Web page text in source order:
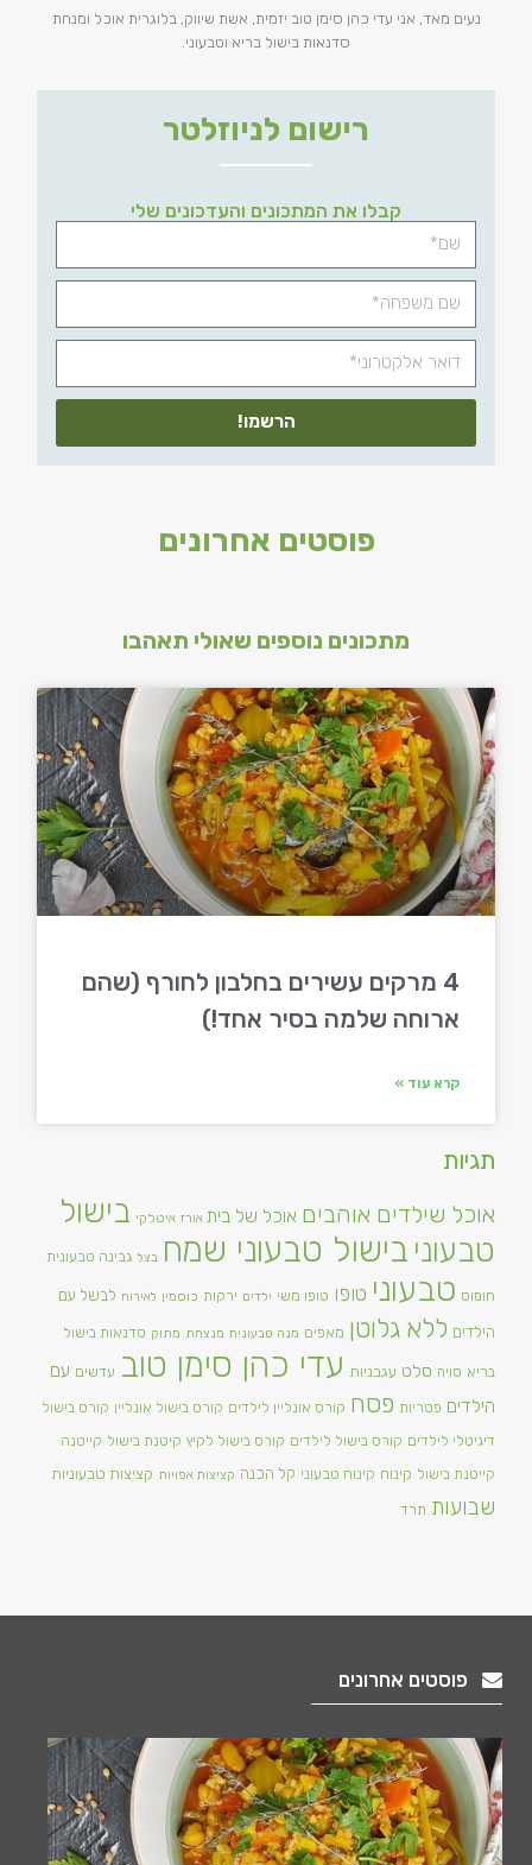
נעים מאד, אני עדי כהן סימן טוב יזמית, אשת שיווק, בלוגרית אוכל ומנחת
סדנאות בישול בריא וטבעוני.
רישום לניוזלטר
קבלו את המתכונים והעדכונים שלי
הרשמו!
פוסטים אחרונים
מתכונים נוספים שאולי תאהבו
4 מרקים עשירים בחלבון לחורף (שהם
ארוחה שלמה בסיר אחד!)
קרא עוד »
תגיות
אוכל שילדים אוהבים אוכל של בית אורז איטלקי בישול
טבעוני בישול טבעוני שמח בצל גבינה טבעונית
חומוס טבעוני טופו טופו משי ילדים ירקות כוסמין לאירוח לבשל עם
הילדים ללא גלוטן מאפים מנה טבעונית מנצחת מתוק סדנאות בישול
בריא סויה סלט עגבניות עדי כהן סימן טוב עדשים עם
הילדים פטריות פסח קורס אונליין לילדים קורס בישול אונליין קורס בישול
דיגיטלי לילדים קורס בישול לילדים קורס בישול לקיץ קיטנת בישול קייטנה
קייטנת בישול קינוח קינוח טבעוני קל הכנה קציצות אפויות קציצות טבעוניות
שבועות תרד
פוסטים אחרונים